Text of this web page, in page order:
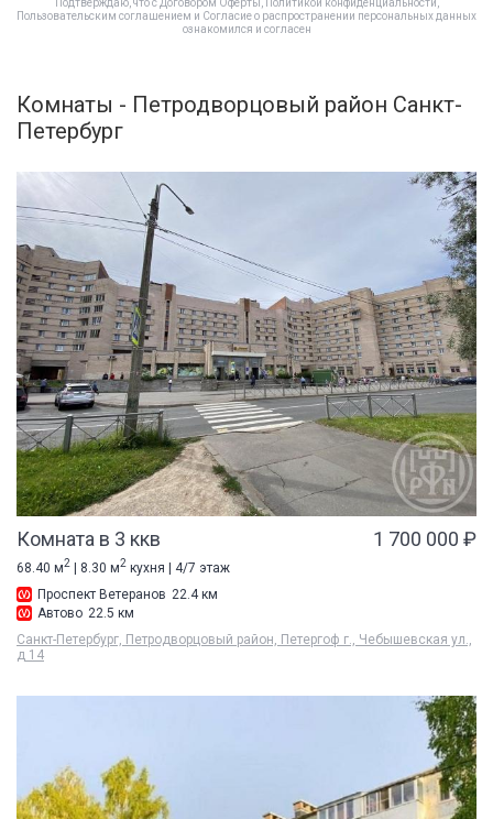
Пользовательским соглашением и Согласие о распространении персональных данных
ознакомился и согласен
Комнаты - Петродворцовый район Санкт-
Петербург
Комната в 3 ккв 1 700 000 ₽
68.40 м2 | 8.30 м2 кухня | 4/7 этаж
Проспект Ветеранов 22.4 км
Автово 22.5 км
Санкт-Петербург, Петродворцовый район, Петергоф г., Чебышевская ул.,
д 14